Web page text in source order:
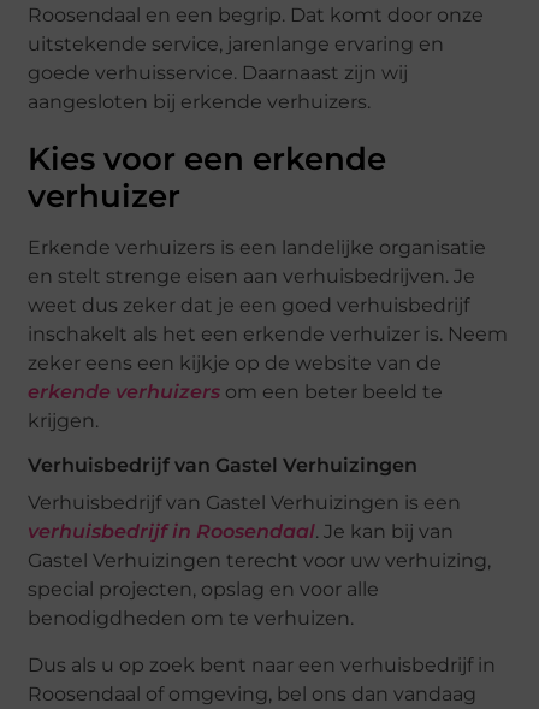
Roosendaal en een begrip. Dat komt door onze
uitstekende service, jarenlange ervaring en
goede verhuisservice. Daarnaast zijn wij
aangesloten bij erkende verhuizers.
Kies voor een erkende
verhuizer
Erkende verhuizers is een landelijke organisatie
en stelt strenge eisen aan verhuisbedrijven. Je
weet dus zeker dat je een goed verhuisbedrijf
inschakelt als het een erkende verhuizer is. Neem
zeker eens een kijkje op de website van de
erkende verhuizers om een beter beeld te
krijgen.
Verhuisbedrijf van Gastel Verhuizingen
Verhuisbedrijf van Gastel Verhuizingen is een
verhuisbedrijf in Roosendaal. Je kan bij van
Gastel Verhuizingen terecht voor uw verhuizing,
special projecten, opslag en voor alle
benodigdheden om te verhuizen.
Dus als u op zoek bent naar een verhuisbedrijf in
Roosendaal of omgeving, bel ons dan vandaag